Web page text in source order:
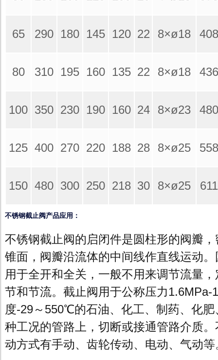
65 290 180 145 120 22 8×ø18 408
80 310 195 160 135 22 8×ø18 436
100 350 230 190 160 24 8×ø23 480
125 400 270 220 188 28 8×ø25 558
150 480 300 250 218 30 8×ø25 611
不锈钢截止阀产品应用：
不锈钢截止阀的启闭件是圆柱形的阀瓣
锥面，阀瓣沿流体的中间线作直线运动
用于全开和全关，一般不用来调节流量
节和节流。截止阀用于公称压力1.6MPa-
度-29～550℃的石油、化工、制药、化
种工况的管路上，切断或接通管路介质
动方式有手动、齿轮传动、电动、气动等